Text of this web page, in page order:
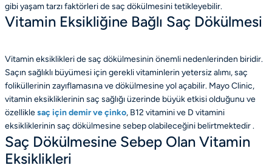
gibi yaşam tarzı faktörleri de saç dökülmesini tetikleyebilir.
Vitamin Eksikliğine Bağlı Saç Dökülmesi
Vitamin eksiklikleri de saç dökülmesinin önemli nedenlerinden biridir.
Saçın sağlıklı büyümesi için gerekli vitaminlerin yetersiz alımı, saç
foliküllerinin zayıflamasına ve dökülmesine yol açabilir. Mayo Clinic,
vitamin eksikliklerinin saç sağlığı üzerinde büyük etkisi olduğunu ve
özelliklesaç için demir ve çinko, B12 vitamini ve D vitamini
eksikliklerinin saç dökülmesine sebep olabileceğini belirtmektedir .
Saç Dökülmesine Sebep Olan Vitamin
Eksiklikleri